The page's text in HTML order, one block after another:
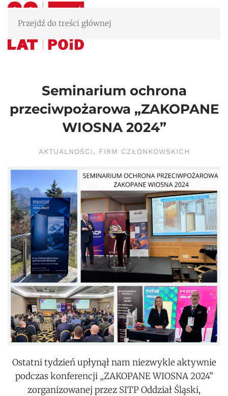
Przejdź do treści głównej
Seminarium ochrona
przeciwpożarowa „ZAKOPANE
WIOSNA 2024”
AKTUALNOŚCI, FIRM CZŁONKOWSKICH
Ostatni tydzień upłynął nam niezwykle aktywnie
podczas konferencji „ZAKOPANE WIOSNA 2024”
zorganizowanej przez SITP Oddział Śląski,